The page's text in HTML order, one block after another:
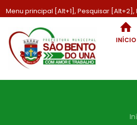
Menu principal [Alt+1], Pesquisar
INÍCIO